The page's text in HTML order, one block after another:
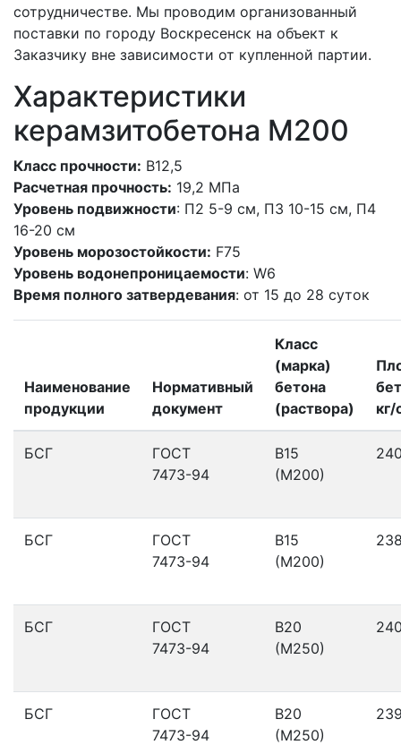
сотрудничестве. Мы проводим организованный
поставки по городу Воскресенск на объект к
Заказчику вне зависимости от купленной партии.
Характеристики
керамзитобетона М200
Класс прочности: В12,5
Расчетная прочность: 19,2 МПа
Уровень подвижности: П2 5-9 см, П3 10-15 см, П4
16-20 см
Уровень морозостойкости: F75
Уровень водонепроницаемости: W6
Время полного затвердевания: от 15 до 28 суток
Наименование
продукции
Нормативный
документ
Класс
(марка)
бетона
(раствора)
кг/
БСГ
ГОСТ
7473-94
В15
(М200)
БСГ
ГОСТ
7473-94
В15
(М200)
БСГ
ГОСТ
7473-94
В20
(М250)
БСГ
ГОСТ
7473-94
В20
(М250)